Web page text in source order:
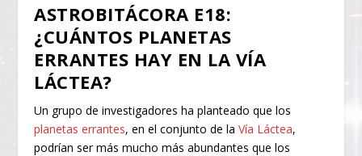
ASTROBITÁCORA E18:
¿CUÁNTOS PLANETAS
ERRANTES HAY EN LA VÍA
LÁCTEA?
Un grupo de investigadores ha planteado que los
planetas errantes, en el conjunto de laVía Láctea,
podrían ser más mucho más abundantes que los